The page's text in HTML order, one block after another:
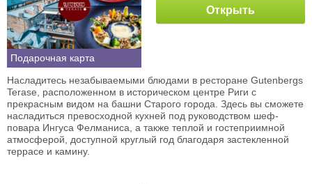
Подарочная карта
Открыть
Насладитесь незабываемыми блюдами в ресторане Gutenbergs
Terase, расположенном в историческом центре Риги с
прекрасным видом на башни Старого города. Здесь вы сможете
насладиться превосходной кухней под руководством шеф-
повара Ингуса Фелманиса, а также теплой и гостеприимной
атмосферой, доступной круглый год благодаря застекленной
террасе и камину.